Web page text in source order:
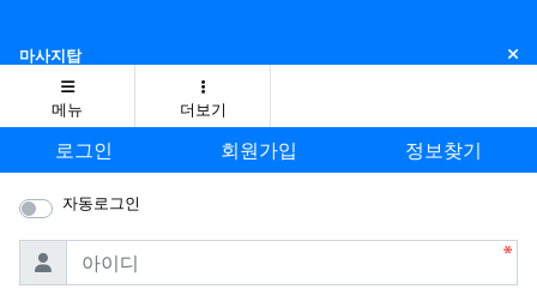
마사지탑 닫
메뉴 더보기
로그인 회원가입 정보찾기
자동로그인
아이디